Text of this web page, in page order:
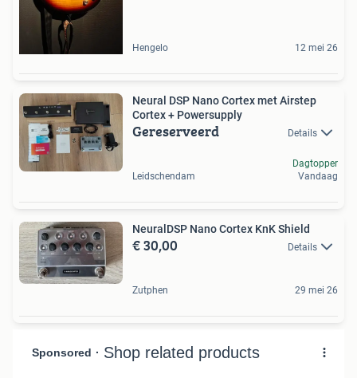
Hengelo 12 mei 26
Neural DSP Nano Cortex met Airstep
Cortex + Powersupply
Gereserveerd Details
Leidschendam
Dagtopper
Vandaag
NeuralDSP Nano Cortex KnK Shield
€ 30,00 Details
Zutphen 29 mei 26